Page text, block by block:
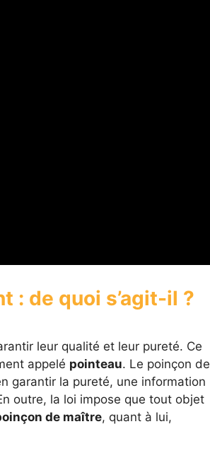
: de quoi s’agit-il ?
leur qualité et leur pureté. Ce
appelé pointeau. Le poinçon de
garantir la pureté, une information
outre, la loi impose que tout objet
de maître, quant à lui,